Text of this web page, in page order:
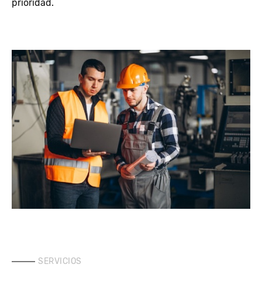
prioridad.
SERVICIOS